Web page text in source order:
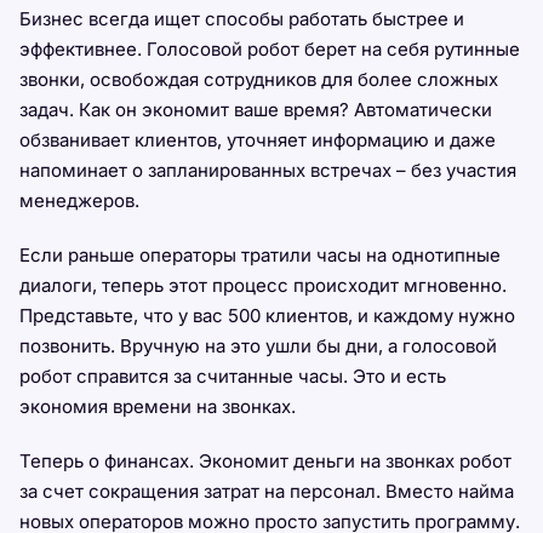
Бизнес всегда ищет способы работать быстрее и
эффективнее. Голосовой робот берет на себя рутинные
звонки, освобождая сотрудников для более сложных
задач. Как он экономит ваше время? Автоматически
обзванивает клиентов, уточняет информацию и даже
напоминает о запланированных встречах – без участия
менеджеров.
Если раньше операторы тратили часы на однотипные
диалоги, теперь этот процесс происходит мгновенно.
Представьте, что у вас 500 клиентов, и каждому нужно
позвонить. Вручную на это ушли бы дни, а голосовой
робот справится за считанные часы. Это и есть
экономия времени на звонках.
Теперь о финансах. Экономит деньги на звонках робот
за счет сокращения затрат на персонал. Вместо найма
новых операторов можно просто запустить программу.